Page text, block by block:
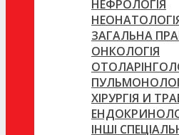
НЕФРОЛОГІЯ
ЗАГАЛЬНА
ОНКОЛОГІЯ
ХІРУРГІЯ И
ІНШІ